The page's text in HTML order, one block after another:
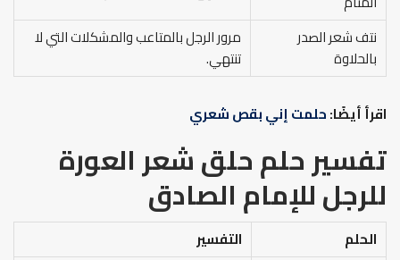
نتف شعر الصدر
بالحلاوة
مرور الرجل بالمتاعب والمشكلات التي لا
تنتهي.
اقرأ أيضًا:حلمت إني بقص شعري
تفسير حلم حلق شعر العورة
للرجلللإمام الصادق
الحلم
التفسير